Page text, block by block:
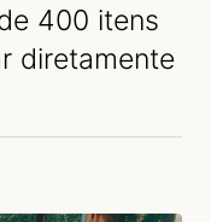
400 itens
diretamente